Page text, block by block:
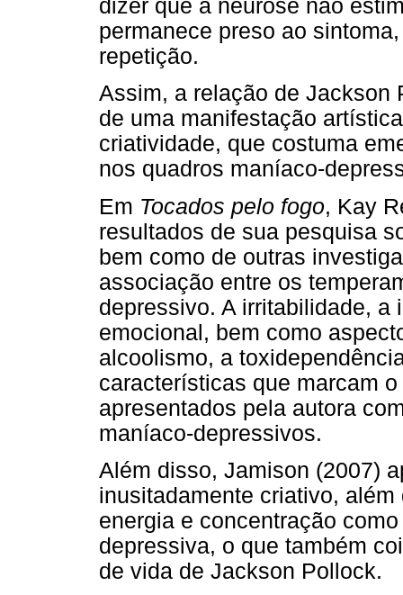
dizer que a neurose não
permanece preso ao
repetição.
Assim, a relação de Jackson
de uma manifestação
criatividade, que costuma
nos quadros maníaco-
Em Tocados pelo fogo, Kay
resultados de sua pesquisa
bem como de outras
associação entre os
depressivo. A irritabilidade, a
emocional, bem como
alcoolismo, a
características que marcam
apresentados pela autora
maníaco-depressivos.
Além disso, Jamison (2007)
inusitadamente criativo,
energia e concentração
depressiva, o que também
de vida de Jackson Pollock.